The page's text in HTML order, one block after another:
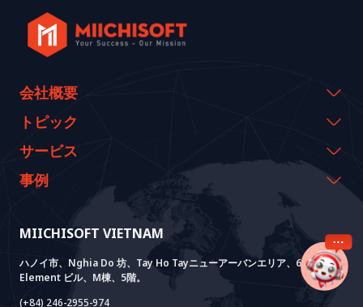
MIICHISOFT VIETNAM
ハノイ市、Nghia Do 坊、Tay Ho Tayニューアーバンエリア、6th
Element ビル、M棟、5階。
(+84) 246-2955-974
会社概要
会社概要
代表のメッセージ
沿革
価値観
トピック
イベント & ウェビナー
資料室
ニュース
FAQ
サービス
AI CO-CREATION
AI PoC開発
Core Lab
System Lab
Power Lab
AI+ SOLUTIONS
AI+ Products
Meet AI+
AI+ Package
VIETNAM BRIDGE
BOTモデル
事例
実績
お客様の声